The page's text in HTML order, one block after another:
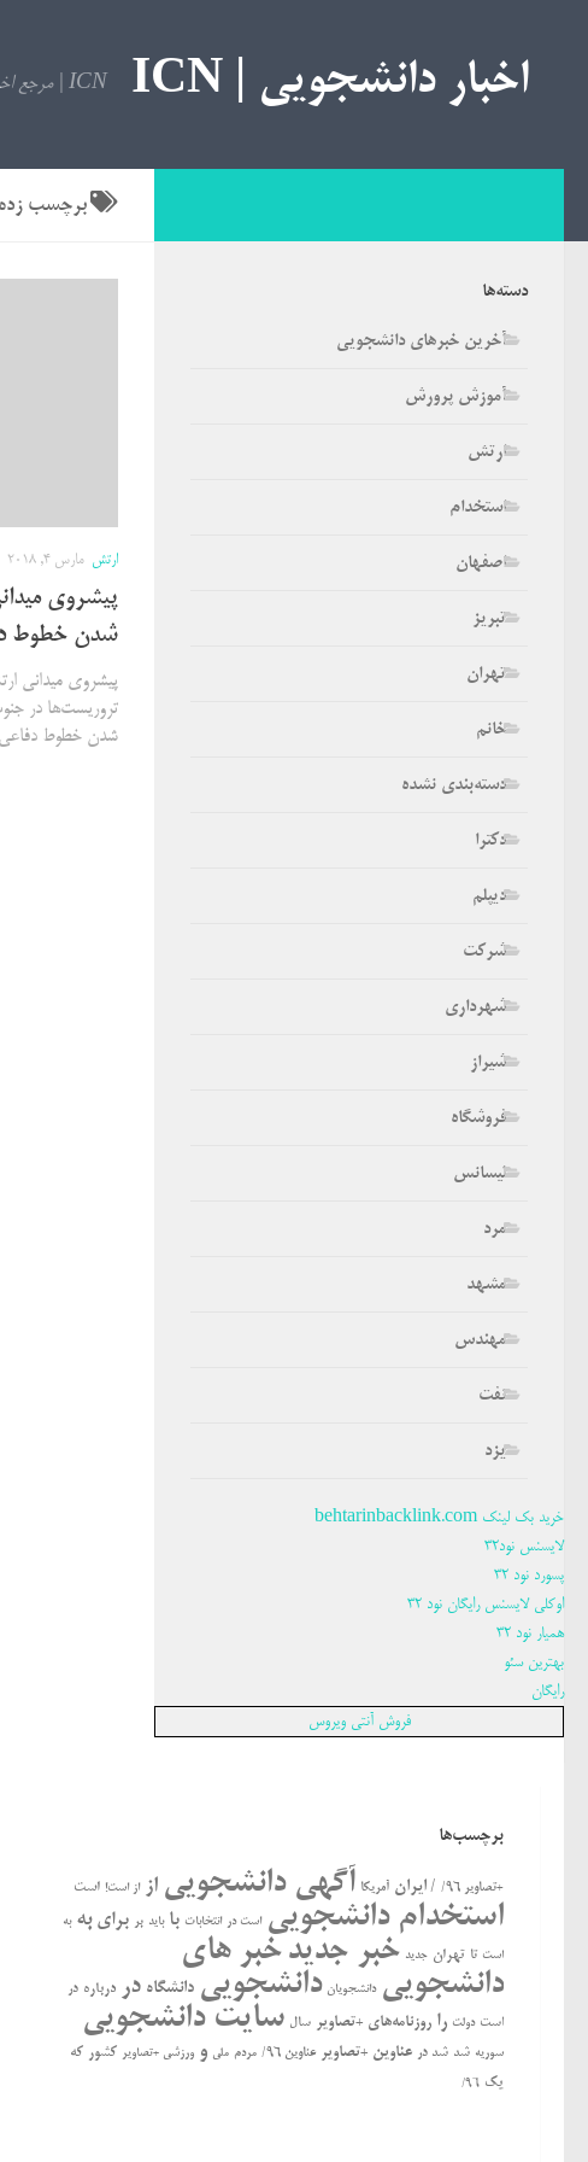
اخبار دانشجویی | ICN ICN | مرجع اخبار دانشجویی
برچسب
ارتش مارس 4, 2018
پیشروی
شدن خطوط
پیشروی میدانی
تروریست‌ها در
شدن خطوط دفاعی
دسته‌ها
آخرین خبرهای دانشجویی
آموزش پرورش
ارتش
استخدام
اصفهان
تبریز
تهران
خانم
دسته‌بندی نشده
دکترا
دیپلم
شرکت
شهرداری
شیراز
فروشگاه
لیسانس
مرد
مشهد
مهندس
نفت
یزد
خرید بک لینک behtarinbacklink.com
لایسنس نود32
پسورد نود 32
اوکلی لایسنس رایگان نود 32
همیار نود 32
بهترین سئو
رایگان
فروش آنتی ویروس
برچسب‌ها
+تصاویر ۹۶/ / ایران آمریکا آگهی دانشجویی از از است! است
استخدام دانشجویی است در انتخابات با باید بر برای به به
است تا تهران جدید خبر جدید خبر های
دانشجویی دانشجویان دانشجویی دانشگاه در درباره در
ﺍﺳﺖ دولت را روزنامه‌های +تصاویر سال سایت دانشجویی
سوریه شد شد در عناوین +تصاویر عناوین ۹۶/ مردم ملی و ورزشی +تصاویر کشور که
یک ۹۶/